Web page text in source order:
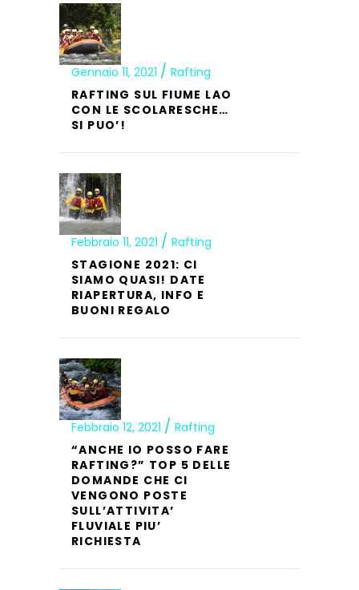
Gennaio 11, 2021
Rafting
RAFTING SUL FIUME LAO
CON LE SCOLARESCHE…
SI PUO’!
Febbraio 11, 2021
Rafting
STAGIONE 2021: CI
SIAMO QUASI! DATE
RIAPERTURA, INFO E
BUONI REGALO
Febbraio 12, 2021
Rafting
“ANCHE IO POSSO FARE
RAFTING?” TOP 5 DELLE
DOMANDE CHE CI
VENGONO POSTE
SULL’ATTIVITA’
FLUVIALE PIU’
RICHIESTA